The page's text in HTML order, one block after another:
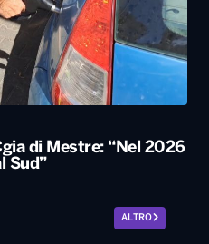
di Mestre: “Nel 2026
Sud”
ALTRO